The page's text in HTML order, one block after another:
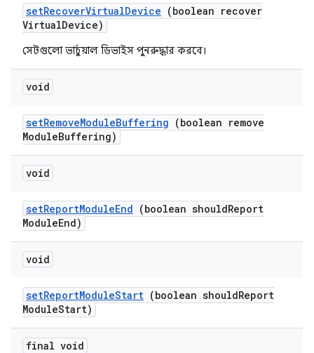
setRecoverVirtualDevice (boolean recover
VirtualDevice)
সেটগুলো ভার্চুয়াল ডিভাইস পুনরুদ্ধার করবে।
void
setRemoveModuleBuffering (boolean remove
ModuleBuffering)
void
setReportModuleEnd (boolean shouldReport
ModuleEnd)
void
setReportModuleStart (boolean shouldReport
ModuleStart)
final void